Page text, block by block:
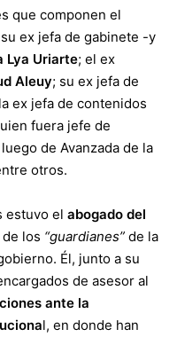
que componen el
ex jefa de gabinete -y
Lya Uriarte; el ex
Aleuy; su ex jefa de
ex jefa de contenidos
fuera jefe de
de Avanzada de la
otros.
estuvo el abogado del
los “guardianes” de la
Él, junto a su
de asesor al
ante la
l, en donde han